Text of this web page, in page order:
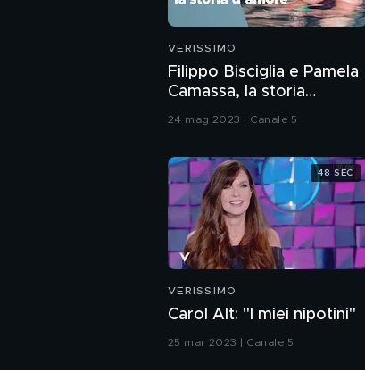
VERISSIMO
Filippo Bisciglia e Pamela
Camassa, la storia
24 mag 2023 | Canale 5
VERISSIMO
Carol Alt: "I miei nipotini"
25 mar 2023 | Canale 5
48 SEC